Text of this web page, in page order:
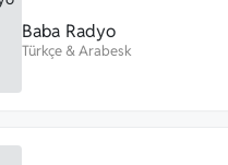
Baba Radyo
Türkçe&Arabesk